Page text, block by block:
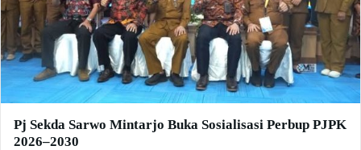
Pj Sekda Sarwo Mintarjo Buka Sosialisasi Perbup PJPK
2026–2030